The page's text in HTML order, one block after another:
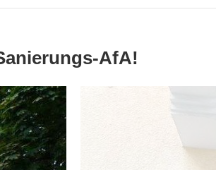
AfA!